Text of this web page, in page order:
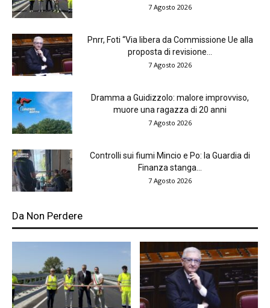
7 Agosto 2026
Pnrr, Foti “Via libera da Commissione Ue alla
proposta di revisione...
7 Agosto 2026
Dramma a Guidizzolo: malore improvviso,
muore una ragazza di 20 anni
7 Agosto 2026
Controlli sui fiumi Mincio e Po: la Guardia di
Finanza stanga...
7 Agosto 2026
Da Non Perdere